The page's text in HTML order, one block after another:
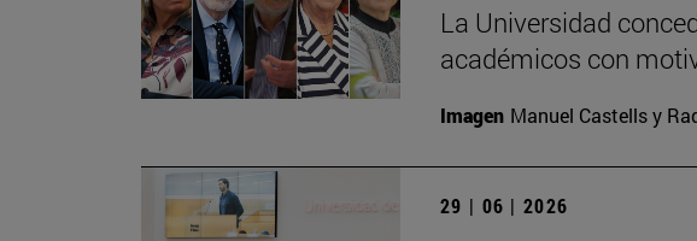
La Universidad
académicos con
Imagen Manuel Castells y
29 | 06 | 2026